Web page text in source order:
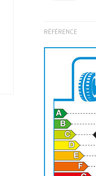
RÉFÉRENCE